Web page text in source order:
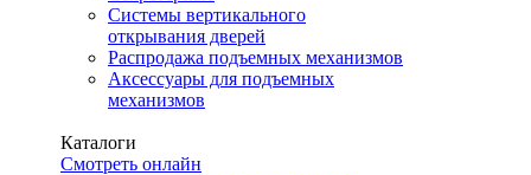
Системы вертикального
открывания дверей
Распродажа подъемных механизмов
Аксессуары для подъемных
механизмов
Каталоги
Смотреть онлайн